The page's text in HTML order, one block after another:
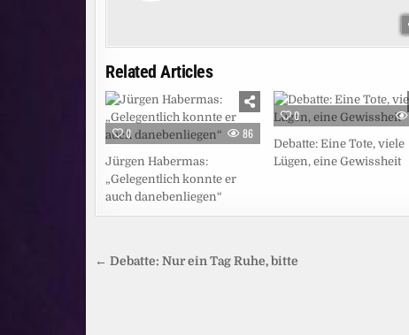
Related Articles
0 86
Jürgen Habermas:
„Gelegentlich konnte er
auch danebenliegen“
0
Debatte: Eine Tote, viele
Lügen, eine Gewissheit
Beitragsnavigation
← Debatte: Nur ein Tag Ruhe, bitte